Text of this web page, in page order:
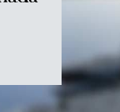
du